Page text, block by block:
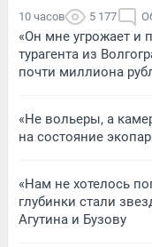
10 часов 5 177
«Он мне угрожает и
турагента из
почти миллиона
«Не вольеры, а
на состояние
«Нам не хотелось
глубинки стали
Агутина и Бузову